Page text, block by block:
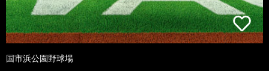
国市浜公園野球場